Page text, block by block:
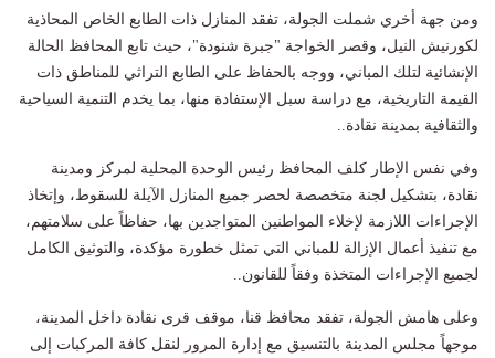
ومن جهة أخري شملت الجولة، تفقد المنازل ذات الطابع الخاص المحاذية
لكورنيش النيل، وقصر الخواجة "جبرة شنودة"، حيث تابع المحافظ الحالة
الإنشائية لتلك المباني، ووجه بالحفاظ على الطابع التراثي للمناطق ذات
القيمة التاريخية، مع دراسة سبل الإستفادة منها، بما يخدم التنمية السياحية
والثقافية بمدينة نقادة..
وفي نفس الإطار كلف المحافظ رئيس الوحدة المحلية لمركز ومدينة
نقادة، بتشكيل لجنة متخصصة لحصر جميع المنازل الآيلة للسقوط، وإتخاذ
الإجراءات اللازمة لإخلاء المواطنين المتواجدين بها، حفاظاً على سلامتهم،
مع تنفيذ أعمال الإزالة للمباني التي تمثل خطورة مؤكدة، والتوثيق الكامل
لجميع الإجراءات المتخذة وفقاً للقانون..
وعلى هامش الجولة، تفقد محافظ قنا، موقف قرى نقادة داخل المدينة،
موجهاً مجلس المدينة بالتنسيق مع إدارة المرور لنقل كافة المركبات إلى